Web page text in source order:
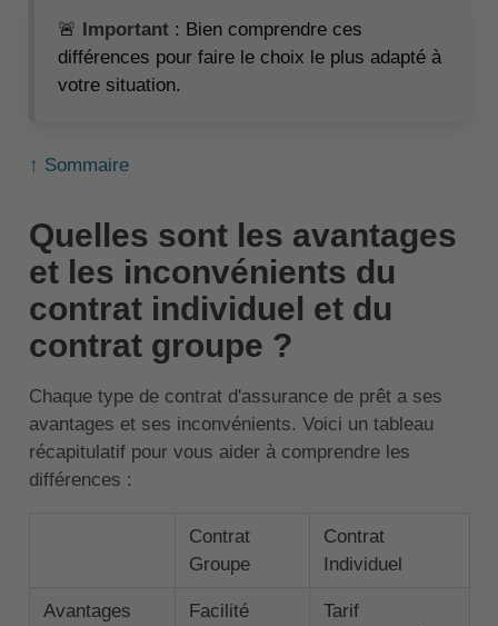
🚨 Important: Bien comprendre ces
différences pour faire le choix le plus adapté à
votre situation.
↑ Sommaire
Quelles sont les avantages
et les inconvénients du
contrat individuel et du
contrat groupe ?
Chaque type de contrat d'assurance de prêt a ses
avantages et ses inconvénients. Voici un tableau
récapitulatif pour vous aider à comprendre les
différences :
Contrat
Groupe
Contrat
Individuel
Avantages
Facilité
Tarif